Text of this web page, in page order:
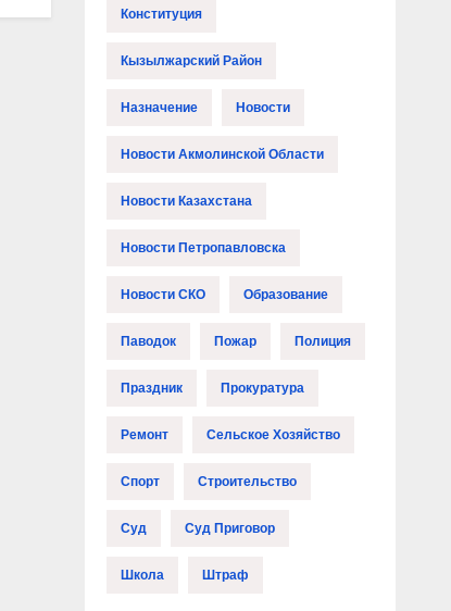
Конституция
Кызылжарский Район
Назначение Новости
Новости Акмолинской Области
Новости Казахстана
Новости Петропавловска
Новости СКО Образование
Паводок Пожар Полиция
Праздник Прокуратура
Ремонт Сельское Хозяйство
Спорт Строительство
Суд Суд Приговор
Школа Штраф